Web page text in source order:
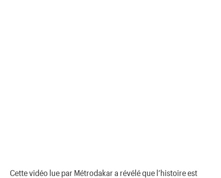
Cette vidéo lue par Métrodakar a révélé que l’histoire est